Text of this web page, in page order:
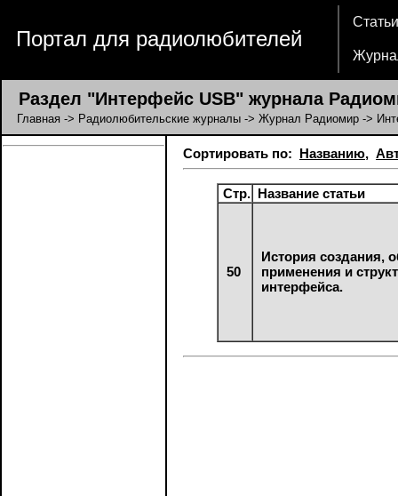
Портал для радиолюбителей
Статьи
Раздел "Интерфейс USB" журнала
Главная -> Радиолюбительские журналы -> Журнал Радиомир ->
Сортировать по: Названию,
Стр. Название статьи
50
История создания,
применения и
интерфейса.